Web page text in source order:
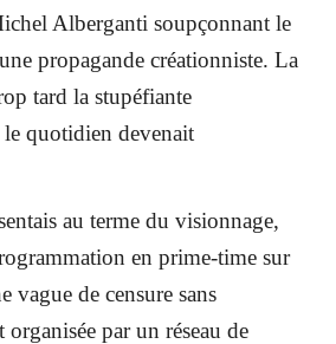
Alberganti soupçonnant le
propagande créationniste. La
tard la stupéfiante
quotidien devenait
au terme du visionnage,
en prime-time sur
vague de censure sans
par un réseau de